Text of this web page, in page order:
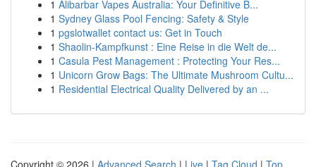
1 Alibarbar Vapes Australia: Your Definitive B...
1 Sydney Glass Pool Fencing: Safety & Style
1 pgslotwallet contact us: Get in Touch
1 Shaolin-Kampfkunst : Eine Reise in die Welt de...
1 Casula Pest Management : Protecting Your Res...
1 Unicorn Grow Bags: The Ultimate Mushroom Cultu...
1 Residential Electrical Quality Delivered by an ...
Copyright © 2026 | Advanced Search | Live | Tag Cloud | Top